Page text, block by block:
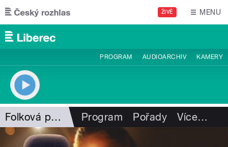
Přejít k hlavnímu obsahu
ŽIVĚ MENU
PROGRAM AUDIOARCHIV KAMERY
Folková pohlazení Program Pořady Více…